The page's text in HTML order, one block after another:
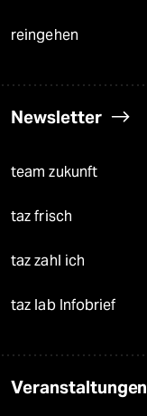
reingehen
Newsletter
team zukunft
taz frisch
taz zahl ich
taz lab Infobrief
Veranstaltungen